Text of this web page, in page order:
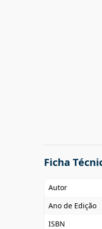
Ficha
Autor
Ano de Edição
ISBN